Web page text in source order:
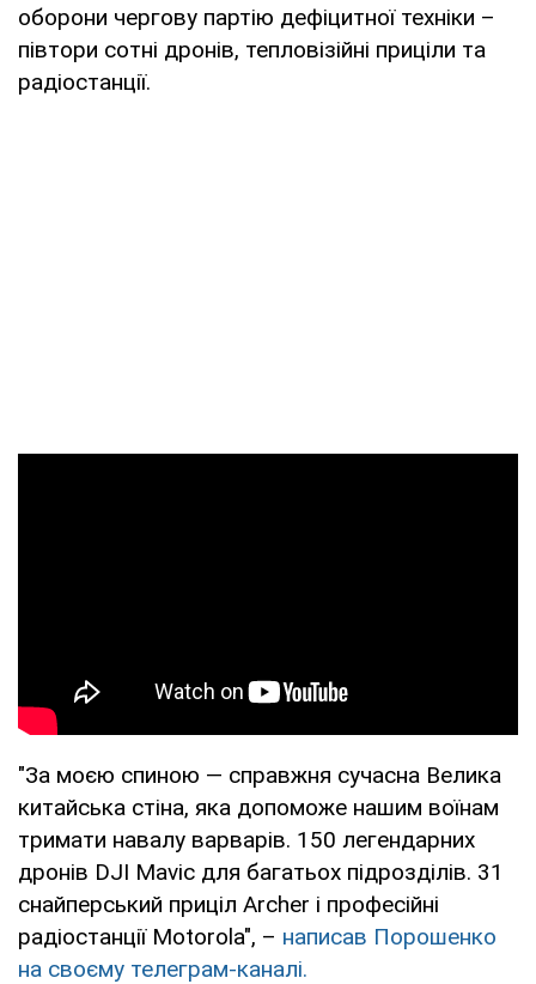
оборони чергову партію дефіцитної техніки –
півтори сотні дронів, тепловізійні приціли та
радіостанції.
"За моєю спиною — справжня сучасна Велика
китайська стіна, яка допоможе нашим воїнам
тримати навалу варварів. 150 легендарних
дронів DJI Mavic для багатьох підрозділів. 31
снайперський приціл Archer і професійні
радіостанції Motorola", – написав Порошенко
на своєму телеграм-каналі.